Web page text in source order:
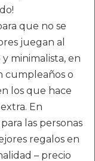
que no se
juegan al
minimalista, en
cumpleaños o
los que hace
En
las personas
regalos en
– precio